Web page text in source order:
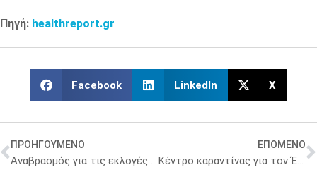
Πηγή: healthreport.gr
Facebook LinkedIn X
ΠΡΟΗΓΟΥΜΕΝΟ
Αναβρασμός για τις εκλογές στους Ιατρικούς Συλλόγους – Με ψηφιακές κάλπες για πρώτη φορά ο ΙΣΑ
ΕΠΟΜΕΝΟ
Κέντρο καραντίνας για τον Έμπολα ανοίγουν οι ΗΠΑ στην Κένυα